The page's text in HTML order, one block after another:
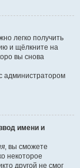
легко получить
и щёлкните на
вы снова
администратором
имени и
, вы сможете
некоторое
другой не смог